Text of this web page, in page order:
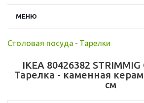
МЕНЮ
Столовая посуда - Тарелки
IKEA 80426382
Тарелка - каменная
см